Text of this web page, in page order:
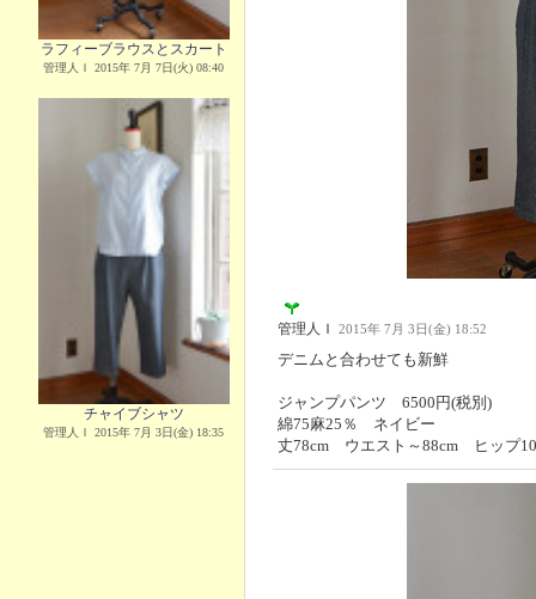
ラフィーブラウスとスカート
管理人Ｉ 2015年 7月 7日(火) 08:40
チャイブシャツ
管理人Ｉ 2015年 7月 3日(金) 18:35
管理人Ｉ 2015年 7月 3日(金) 18:52
デニムと合わせても新鮮
ジャンプパンツ 6500円(税別)
綿75麻25％ ネイビー
丈78cm ウエスト～88cm ヒップ